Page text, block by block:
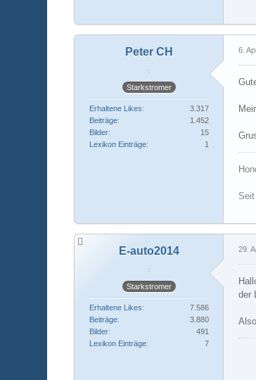
Peter CH
Starkstromer
Erhaltene Likes
3.317
Beiträge
1.452
Bilder
15
Lexikon Einträge
1
6.
E-auto2014
Starkstromer
Erhaltene Likes
7.586
Beiträge
3.880
Bilder
491
Lexikon Einträge
7
29.
der